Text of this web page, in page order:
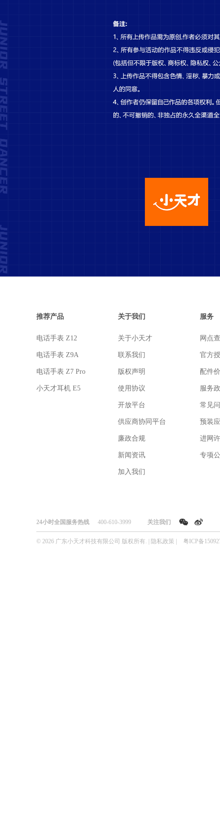
推荐产品
电话手表 Z12
电话手表 Z9A
电话手表 Z7 Pro
小天才耳机 E5
关于我们
关于小天才
联系我们
版权声明
使用协议
开放平台
供应商协同平台
廉政合规
新闻资讯
加入我们
服务
网点
官方
配件
服务
常见
预装
进网
专项
24小时全国服务热线 400-610-3999 关注我们
© 2026 广东小天才科技有限公司 版权所有. | 隐私政策 粤ICP备